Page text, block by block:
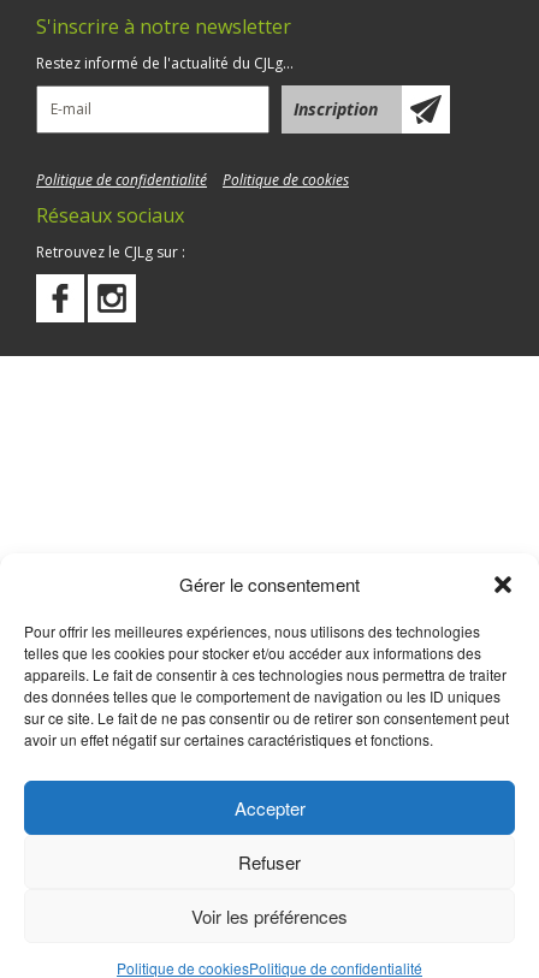
Gérer le consentement
Pour offrir les meilleures expériences, nous utilisons des technologies
telles que les cookies pour stocker et/ou accéder aux informations des
appareils. Le fait de consentir à ces technologies nous permettra de traiter
des données telles que le comportement de navigation ou les ID uniques
sur ce site. Le fait de ne pas consentir ou de retirer son consentement peut
avoir un effet négatif sur certaines caractéristiques et fonctions.
Accepter
Refuser
Voir les préférences
Politique de cookiesPolitique de confidentialité
S'inscrire à notre newsletter
Restez informé de l'actualité du CJLg...
Politique de confidentialité Politique de cookies
Réseaux sociaux
Retrouvez le CJLg sur :